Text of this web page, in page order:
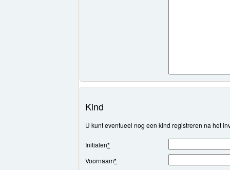
Kind
U kunt eventueel nog een kind registreren na het
Initialen*
Voornaam*